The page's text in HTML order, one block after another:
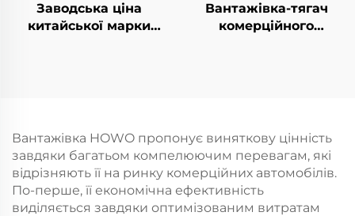
Заводська ціна
китайської марки
вантажівка для
продажу
Вантажівка-тягач
комерційного
Вантажівка HOWO пропонує виняткову цінність
завдяки багатьом компелюючим перевагам, які
відрізняють її на ринку комерційних автомобілів.
По-перше, її економічна ефективність
виділяється завдяки оптимізованим витратам